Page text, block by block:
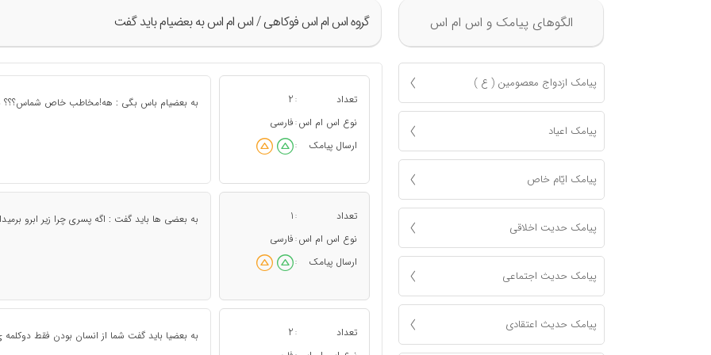
الگوهای پیامک و اس ام اس
پیامک ازدواج معصومين ( ع )
پیامک اعياد
پیامک ايّام خاص
پیامک حدیت اخلاقی
پیامک حدیث اجتماعی
پیامک حدیث اعتقادی
گروه اس ام اس فوکاهی / اس ام اس به بعضیام باید گفت
تعداد :
2
نوع اس ام اس : فارسی
ارسال پیامک
:
به بعضیام باس بگی : هه!مخاطب خاص شماس؟؟؟
تعداد :
1
نوع اس ام اس : فارسی
ارسال پیامک
:
به بعضی ها باید گفت : اگه پسری چرا زیر ابرو
تعداد :
2
به بعضیا باید گفت شما از انسان بودن فقط